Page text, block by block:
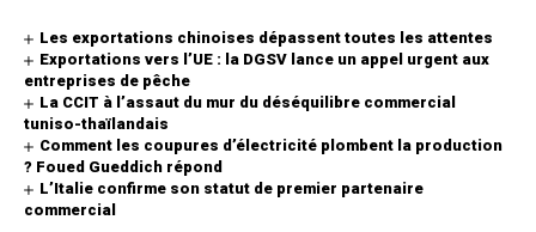
Les exportations chinoises dépassent toutes les attentes
Exportations vers l’UE : la DGSV lance un appel urgent aux
entreprises de pêche
La CCIT à l’assaut du mur du déséquilibre commercial
tuniso-thaïlandais
Comment les coupures d’électricité plombent la production
? Foued Gueddich répond
L’Italie confirme son statut de premier partenaire
commercial